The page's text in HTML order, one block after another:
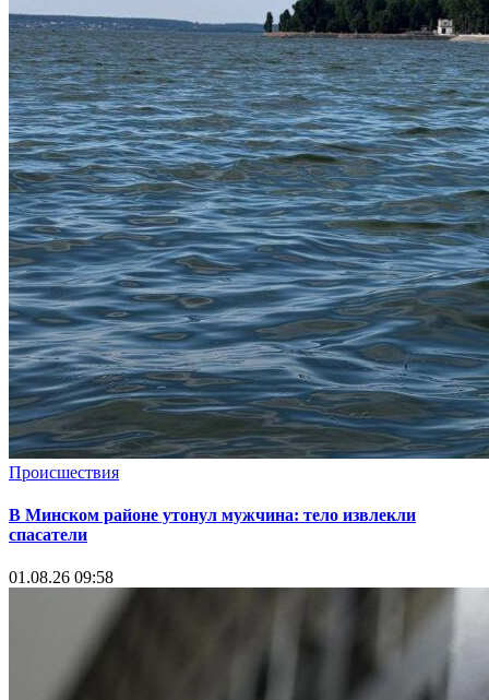
Происшествия
В Минском районе утонул мужчина: тело извлекли
спасатели
01.08.26 09:58